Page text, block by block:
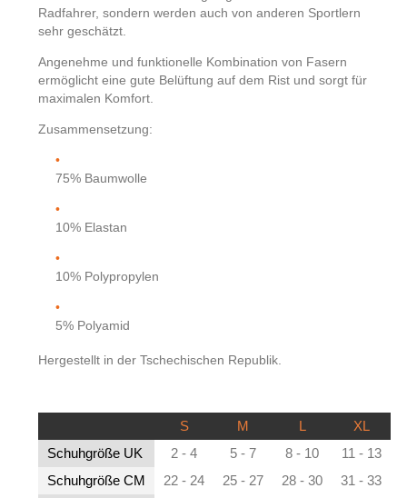
Radfahrer, sondern werden auch von anderen Sportlern
sehr geschätzt.
Angenehme und funktionelle Kombination von Fasern
ermöglicht eine gute Belüftung auf dem Rist und sorgt für
maximalen Komfort.
Zusammensetzung:
75% Baumwolle
10% Elastan
10% Polypropylen
5% Polyamid
Hergestellt in der Tschechischen Republik.
S M L XL
Schuhgröße UK 2 - 4 5 - 7 8 - 10
11 - 13
Schuhgröße CM
22 - 24 25 - 27 28 - 30
31 - 33